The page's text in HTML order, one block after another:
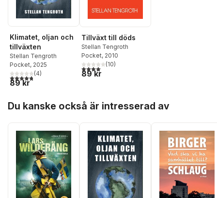
Klimatet, oljan och
tillväxten
Stellan Tengroth
Pocket, 2025
4,8utav 5 stjärnor. Totalt antal röster:
(4)
89 kr
Tillväxt till döds
Stellan Tengroth
Pocket, 2010
4,0utav 5 stjärnor. Totalt antal röster:
(10)
89 kr
Du kanske också är intresserad av